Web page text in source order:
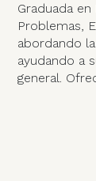
Graduada
Problemas,
abordando
ayudando a
general.